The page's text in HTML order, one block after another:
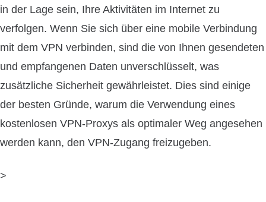
in der Lage sein, Ihre Aktivitäten im Internet zu
verfolgen. Wenn Sie sich über eine mobile Verbindung
mit dem VPN verbinden, sind die von Ihnen gesendeten
und empfangenen Daten unverschlüsselt, was
zusätzliche Sicherheit gewährleistet. Dies sind einige
der besten Gründe, warum die Verwendung eines
kostenlosen VPN-Proxys als optimaler Weg angesehen
werden kann, den VPN-Zugang freizugeben.
>